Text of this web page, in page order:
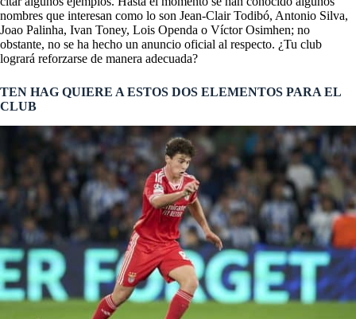
nombres que interesan como lo son Jean-Clair Todibó, Antonio Silva,
Joao Palinha, Ivan Toney, Lois Openda o Víctor Osimhen; no
obstante, no se ha hecho un anuncio oficial al respecto. ¿Tu club
logrará reforzarse de manera adecuada?
TEN HAG QUIERE A ESTOS DOS ELEMENTOS PARA EL
CLUB